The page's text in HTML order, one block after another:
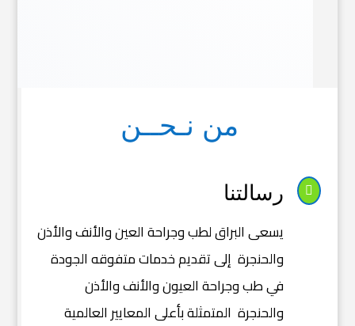
من نـحــن
 رسالتنا
يسعى البراق لطب وجراحة العين والأنف والأذن
والحنجرة إلى تقديم خدمات متفوقه الجودة
في طب وجراحة العيون والأنف والأذن
والحنجرة المتمثلة بأعلى المعايير العالمية